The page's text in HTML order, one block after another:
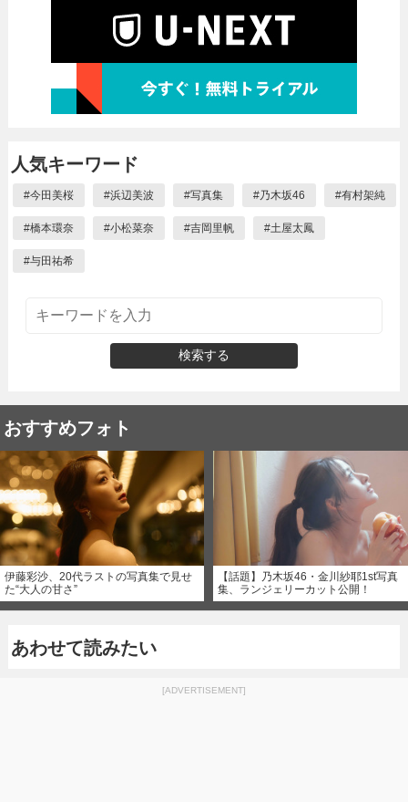
人気キーワード
#今田美桜 #浜辺美波 #写真集 #乃木坂46 #有村架純
#橋本環奈 #小松菜奈 #吉岡里帆 #土屋太鳳
#与田祐希
検索する
おすすめフォト
伊藤彩沙、20代ラストの写真集で見せ
た“大人の甘さ”
【話題】乃木坂46・金川紗耶1st写真
集、ランジェリーカット公開！
あわせて読みたい
[ADVERTISEMENT]